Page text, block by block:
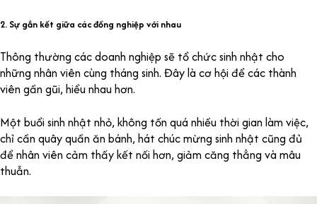
2. Sự gắn kết giữa các đồng nghiệp với nhau
Thông thường các doanh nghiệp sẽ tổ chức sinh nhật cho
những nhân viên cùng tháng sinh. Đây là cơ hội để các thành
viên gần gũi, hiểu nhau hơn.
Một buổi sinh nhật nhỏ, không tốn quá nhiều thời gian làm việc,
chỉ cần quây quần ăn bánh, hát chúc mừng sinh nhật cũng đủ
để nhân viên cảm thấy kết nối hơn, giảm căng thẳng và mâu
thuẫn.